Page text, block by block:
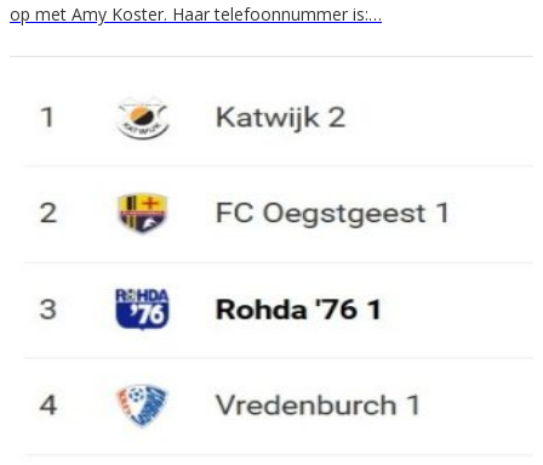
op met Amy Koster. Haar telefoonnummer is:…